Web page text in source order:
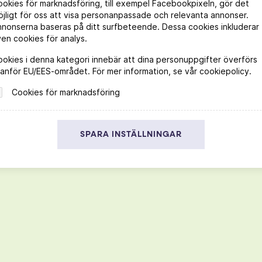
MAT
goda recept och passande dryckestips
Viva Vin & Mat
för marknadsföring, till exempel Facebookpixeln, gör det
för oss att visa personanpassade och relevanta annonser.
baseras på ditt surfbeteende. Dessa cookies inkluderar
cookies för analys.
i denna kategori innebär att dina personuppgifter överförs
EU/EES-området. För mer information, se vår cookiepolicy.
Cookies för marknadsföring
SPARA INSTÄLLNINGAR